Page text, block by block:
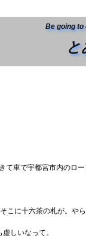
Be going
車で宇都宮市内のロ
こに十六茶の札が。や
しいなって。